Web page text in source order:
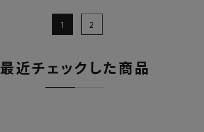
1 2
最近チェックした商品